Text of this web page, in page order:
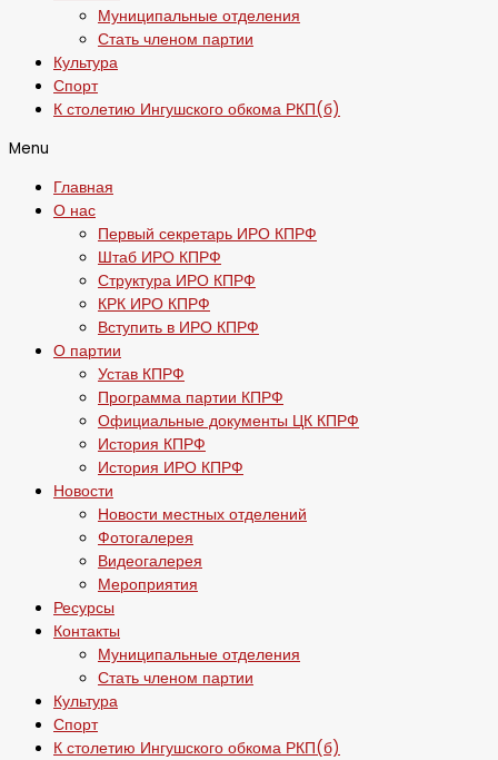
Муниципальные отделения
Стать членом партии
Культура
Спорт
К столетию Ингушского обкома РКП(б)
Menu
Главная
О нас
Первый секретарь ИРО КПРФ
Штаб ИРО КПРФ
Структура ИРО КПРФ
КРК ИРО КПРФ
Вступить в ИРО КПРФ
О партии
Устав КПРФ
Программа партии КПРФ
Официальные документы ЦК КПРФ
История КПРФ
История ИРО КПРФ
Новости
Новости местных отделений
Фотогалерея
Видеогалерея
Мероприятия
Ресурсы
Контакты
Муниципальные отделения
Стать членом партии
Культура
Спорт
К столетию Ингушского обкома РКП(б)